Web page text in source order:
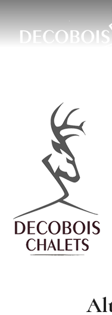
Rénovation
Médias
">
Contact